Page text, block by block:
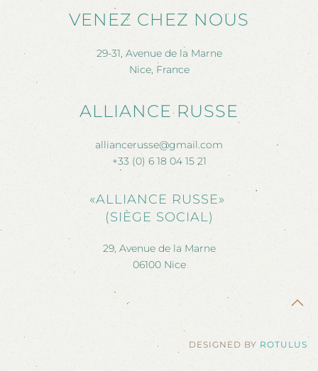
VENEZ CHEZ NOUS
29-31, Avenue de la Marne
Nice, France
ALLIANCE RUSSE
alliancerusse@gmail.com
+33 (0) 6 18 04 15 21
«ALLIANCE RUSSE»
(SIÈGE SOCIAL)
29, Avenue de la Marne
06100 Nice
DESIGNED BY ROTULUS